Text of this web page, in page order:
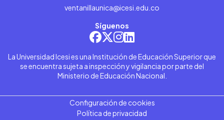
ventanillaunica@icesi.edu.co
Síguenos
La Universidad Icesi es una Institución de Educación Superior que
se encuentra sujeta a inspección y vigilancia por parte del
Ministerio de Educación Nacional.
Configuración de cookies
Política de privacidad